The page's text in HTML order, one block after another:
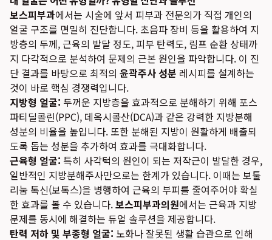
보스피부과에서는 시술에 앞서 피부과 전문의가 직접 개인의
얼굴 구조를 면밀히 진단합니다. 초음파 장비 등을 활용하여 지
방층의 두께, 근육의 발달 정도, 피부 탄력도, 림프 순환 상태까
지 다각적으로 분석하여 문제의 근본 원인을 파악합니다. 이 진
단 결과를 바탕으로 최적의 윤곽주사 성분 레시피를 설계하는
것이 바로 핵심 경쟁력입니다.
지방형 얼굴: 두꺼운 지방층을 효과적으로 분해하기 위해 포스
파티딜콜린(PPC), 데옥시콜산(DCA)과 같은 강력한 지방분해
성분의 비율을 높입니다. 또한 분해된 지방이 원활하게 배출되
도록 돕는 성분을 추가하여 효과를 극대화합니다.
근육형 얼굴: 특히 사각턱의 원인이 되는 저작근이 발달한 경우,
일반적인 지방분해주사만으로는 한계가 있습니다. 이때는 보툴
리눔 톡신(보톡스)을 병행하여 근육의 부피를 줄여주어야 확실
한 효과를 볼 수 있습니다.보스피부과의원에서는 근육과 지방
문제를 동시에 해결하는 듀얼 솔루션을 제공합니다.
탄력 저하 및 부종형 얼굴: 노화나 잘못된 생활 습관으로 인해